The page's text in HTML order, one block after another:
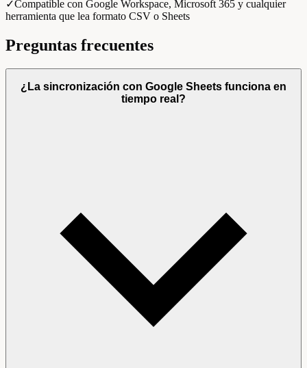
✓Compatible con Google Workspace, Microsoft 365 y cualquier
herramienta que lea formato CSV o Sheets
Preguntas frecuentes
¿La sincronización con Google Sheets funciona en
tiempo real?